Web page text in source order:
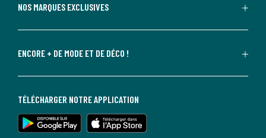
NOS MARQUES EXCLUSIVES
ENCORE + DE MODE ET DE DÉCO !
TÉLÉCHARGER NOTRE APPLICATION